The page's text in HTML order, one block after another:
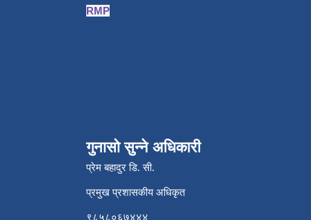
RMP
गुनासो सुन्ने अधिकारी
प्रेम बहादुर डि. सी.
प्रमुख प्रशासकीय अधिकृत
९८५८०६७४४४